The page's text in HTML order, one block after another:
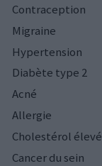
Contraception
Migraine
Hypertension
Diabète type 2
Acné
Allergie
Cholestérol élevé
Cancer du sein